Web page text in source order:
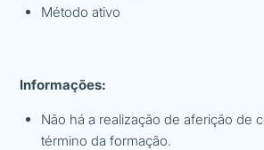
Método ativo
Informações:
Não há a realização de aferição de
término da formação.